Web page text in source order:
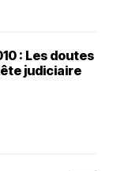
: Les doutes
judiciaire